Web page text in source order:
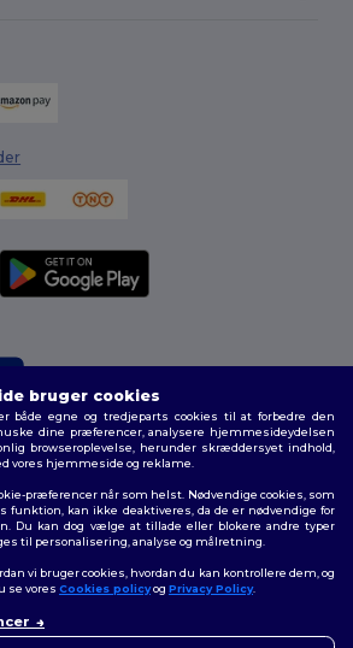
rettigheder forbeholdes
politik|Fortrolighedspolitik|Politik for
bruger cookies
både egne og tredjeparts cookies til at forbedre den
dine præferencer, analysere hjemmesideydelsen
browseroplevelse, herunder skræddersyet indhold,
vores hjemmeside og reklame.
præferencer når som helst. Nødvendige cookies, som
funktion, kan ikke deaktiveres, da de er nødvendige for
Du kan dog vælge at tillade eller blokere andre typer
til personalisering, analyse og målretning.
vi bruger cookies, hvordan du kan kontrollere dem, og
se vores Cookies policyog Privacy Policy.